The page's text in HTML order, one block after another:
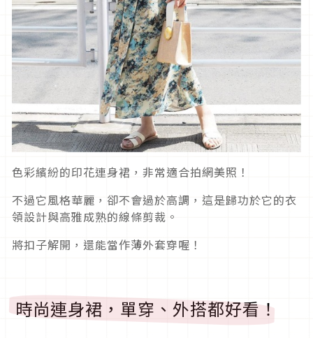
色彩繽紛的印花連身裙，非常適合拍網美照！
不過它風格華麗，卻不會過於高調，這是歸功於它的衣
領設計與高雅成熟的線條剪裁。
將扣子解開，還能當作薄外套穿喔！
時尚連身裙，單穿、外搭都好看！